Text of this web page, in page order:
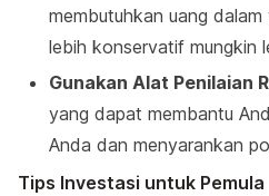
membutuhkan uang
lebih konservatif mungkin
Gunakan Alat Penilaian
yang dapat membantu
Anda dan menyarankan
Tips Investasi untuk Pemula